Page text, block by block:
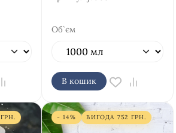
Об`єм
В кошик
ГРН. - 14% ВИГОДА 752 ГРН.